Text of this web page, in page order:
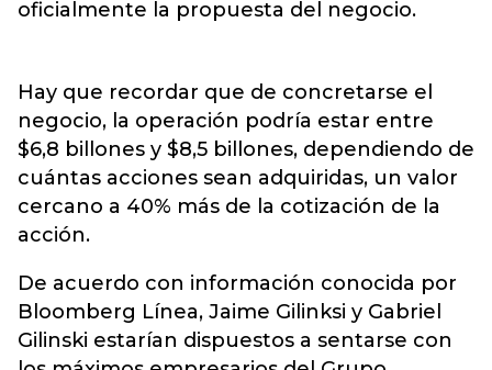
oficialmente la propuesta del negocio.
Hay que recordar que de concretarse el
negocio, la operación podría estar entre
$6,8 billones y $8,5 billones, dependiendo de
cuántas acciones sean adquiridas, un valor
cercano a 40% más de la cotización de la
acción.
De acuerdo con información conocida por
Bloomberg Línea, Jaime Gilinksi y Gabriel
Gilinski estarían dispuestos a sentarse con